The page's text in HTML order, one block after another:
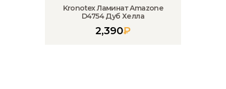
Kronotex Ламинат Amazone
D4754 Дуб Хелла
2,390₽